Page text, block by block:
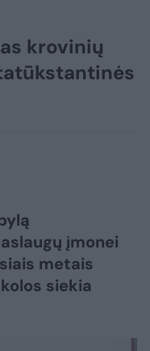
krovinių
įmonei
metais
siekia